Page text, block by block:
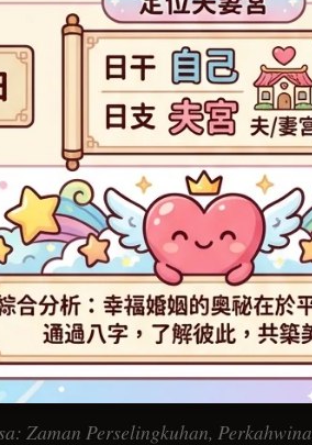
Zaman Perselingkuhan,